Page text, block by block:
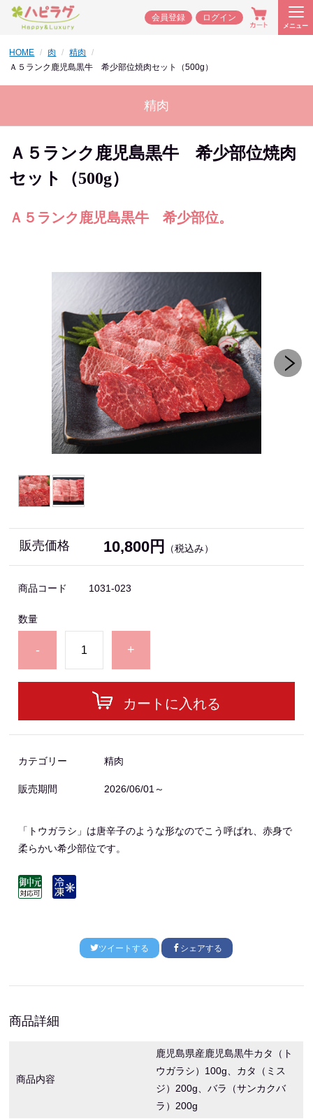
会員登録 ログイン
メニュー
HOME 肉
精肉
Ａ５ランク鹿児島黒牛 希少部位焼肉セット（500g）
精肉
Ａ５ランク鹿児島黒牛 希少部位焼肉
セット（500g）
Ａ５ランク鹿児島黒牛 希少部位。
販売価格 10,800円 （税込み）
商品コード 1031-023
数量
- +
カートに入れる
カテゴリー 精肉
販売期間 2026/06/01～
「トウガラシ」は唐辛子のような形なのでこう呼ばれ、赤身で
柔らかい希少部位です。
ツイートする シェアする
商品詳細
商品内容
鹿児島県産鹿児島黒牛カタ（ト
ウガラシ）100g、カタ（ミス
ジ）200g、バラ（サンカクバ
ラ）200g